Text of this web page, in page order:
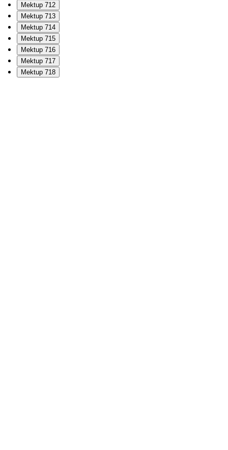
Mektup 712
Mektup 713
Mektup 714
Mektup 715
Mektup 716
Mektup 717
Mektup 718